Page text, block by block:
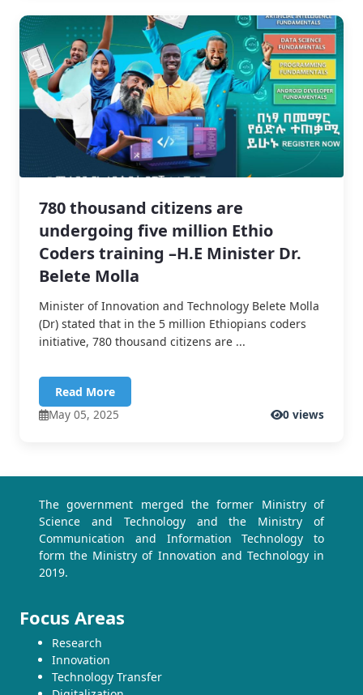
780 thousand citizens are
undergoing five million Ethio
Coders training –H.E Minister Dr.
Belete Molla
Minister of Innovation and Technology Belete Molla
(Dr) stated that in the 5 million Ethiopians coders
initiative, 780 thousand citizens are ...
Read More
May 05, 2025
0 views
The government merged the former Ministry of
Science and Technology and the Ministry of
Communication and Information Technology to
form the Ministry of Innovation and Technology in
2019.
Focus Areas
Research
Innovation
Technology Transfer